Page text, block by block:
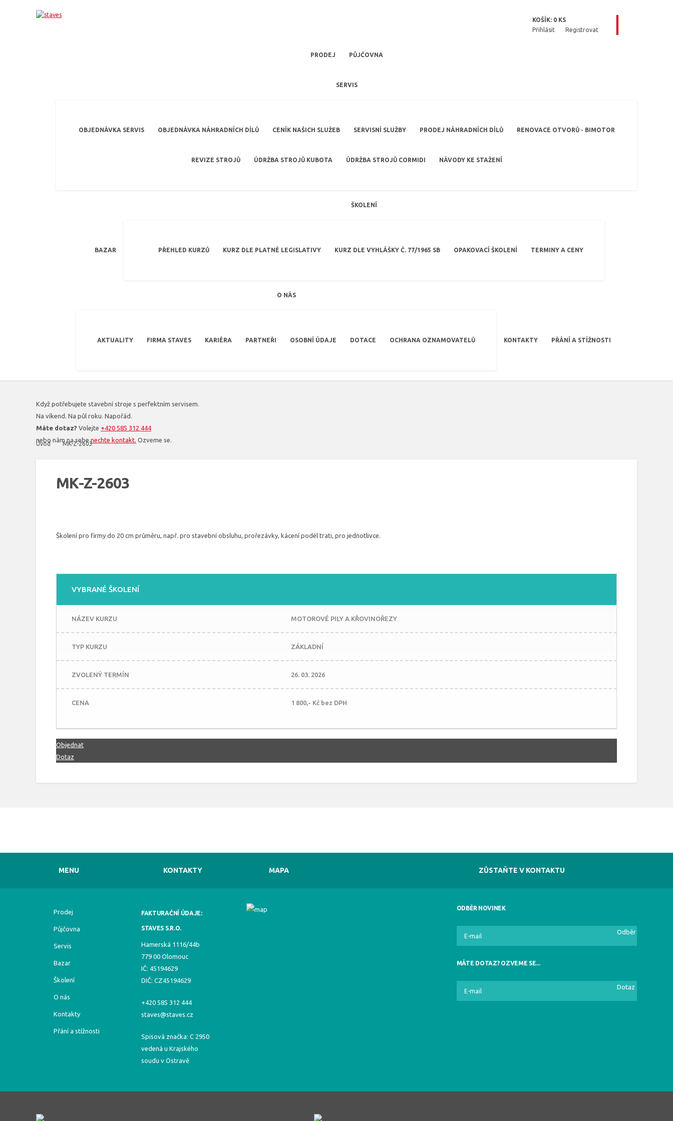
KOŠÍK: 0 KS
Přihlásit
Registrovat
PRODEJ PŮJČOVNA
SERVIS
OBJEDNÁVKA SERVIS OBJEDNÁVKA NÁHRADNÍCH DÍLŮ CENÍK NAŠICH SLUŽEB SERVISNÍ SLUŽBY PRODEJ NÁHRADNÍCH DÍLŮ RENOVACE OTVORŮ - BIMOTOR
REVIZE STROJŮ ÚDRŽBA STROJŮ KUBOTA ÚDRŽBA STROJŮ CORMIDI NÁVODY KE STAŽENÍ
BAZAR
ŠKOLENÍ
PŘEHLED KURZŮ KURZ DLE PLATNÉ LEGISLATIVY KURZ DLE VYHLÁŠKY Č. 77/1965 SB OPAKOVACÍ ŠKOLENÍ TERMINY A CENY
O NÁS
AKTUALITY FIRMA STAVES KARIÉRA PARTNEŘI OSOBNÍ ÚDAJE DOTACE OCHRANA OZNAMOVATELŮ KONTAKTY PŘÁNÍ A STÍŽNOSTI
Když potřebujete stavební stroje s perfektním servisem.
Na víkend. Na půl roku. Napořád.
Máte dotaz? Volejte +420 585 312 444
nebo nám na sebenechte kontakt. Ozveme se.
Úvod MK-Z-2603
MK-Z-2603
Školení pro firmy do 20 cm průměru, např. pro stavební obsluhu, prořezávky, kácení podél trati, pro jednotlivce.
VYBRANÉ ŠKOLENÍ
NÁZEV KURZU MOTOROVÉ PILY A KŘOVINOŘEZY
TYP KURZU ZÁKLADNÍ
ZVOLENÝ TERMÍN 26. 03. 2026
CENA 1 800,- Kč bez DPH
Objednat
Dotaz
MENU KONTAKTY MAPA ZŮSTAŇTE V KONTAKTU
Prodej
Půjčovna
Servis
Bazar
Školení
O nás
Kontakty
Přání a stížnosti
FAKTURAČNÍ ÚDAJE:
STAVES S.R.O.
Hamerská 1116/44b
779 00 Olomouc
IČ: 45194629
DIČ: CZ45194629
+420 585 312 444
staves@staves.cz
Spisová značka: C 2950
vedená u Krajského
soudu v Ostravě
ODBĚR NOVINEK
Odběr
MÁTE DOTAZ? OZVEME SE...
Dotaz